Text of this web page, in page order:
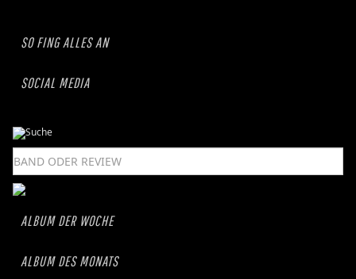
SO FING ALLES AN
SOCIAL MEDIA
ALBUM DER WOCHE
ALBUM DES MONATS